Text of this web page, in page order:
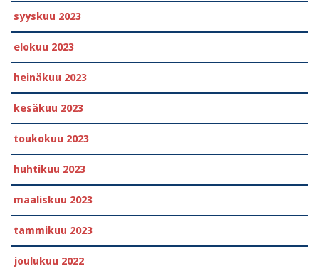
syyskuu 2023
elokuu 2023
heinäkuu 2023
kesäkuu 2023
toukokuu 2023
huhtikuu 2023
maaliskuu 2023
tammikuu 2023
joulukuu 2022